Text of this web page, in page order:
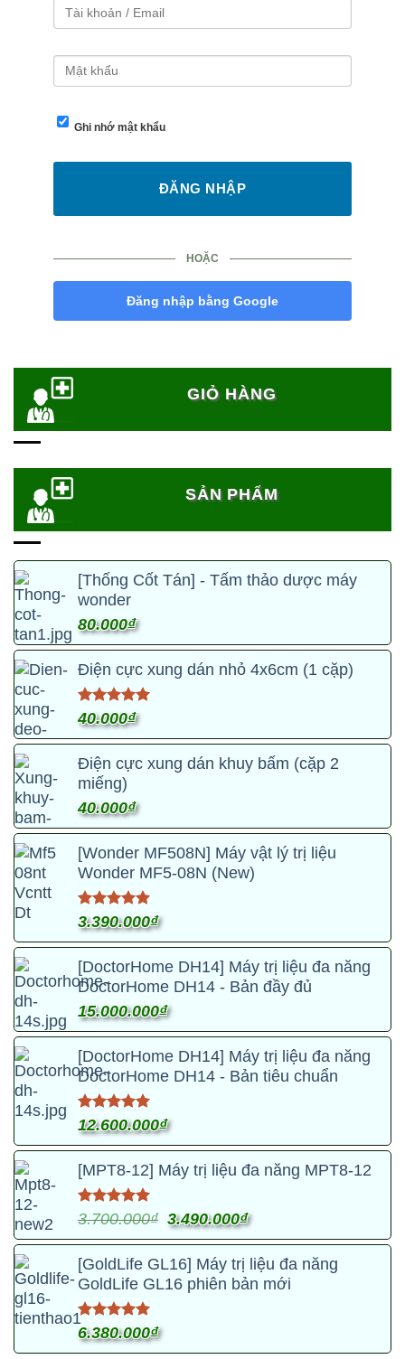
Ghi nhớ mật khẩu
HOẶC
Đăng nhập bằng Google
GIỎ HÀNG
SẢN PHẨM
[Thống Cốt Tán] - Tấm thảo dược máy
wonder
80.000₫
Điện cực xung dán nhỏ 4x6cm (1 cặp)
Được xếp
hạng5.00
5 sao
40.000₫
Sản
phẩm
này
có
nhiều
thể.
Các
tùy
chọn
có
thể
được
chọn
trên
trang
sản
phẩm
Điện cực xung dán khuy bấm (cặp 2
miếng)
40.000₫
[Wonder MF508N] Máy vật lý trị liệu
Wonder MF5-08N (New)
Được xếp
hạng4.95
5 sao
3.390.000₫
Sản
phẩm
này
có
nhiều
thể.
Các
tùy
chọn
có
thể
được
chọn
sản
phẩm
[DoctorHome DH14] Máy trị liệu đa năng
DoctorHome DH14 - Bản đầy đủ
15.000.000₫
[DoctorHome DH14] Máy trị liệu đa năng
DoctorHome DH14 - Bản tiêu chuẩn
Được xếp
hạng4.95
5 sao
12.600.000₫
[MPT8-12] Máy trị liệu đa năng MPT8-12
Được xếp
5 sao
3.700.000₫ Giá
gốc
là:
3.700.000₫.
3.490.000₫Giá
hiện
tại
là:
[GoldLife GL16] Máy trị liệu đa năng
GoldLife GL16 phiên bản mới
Được xếp
hạng5.00
6.380.000₫